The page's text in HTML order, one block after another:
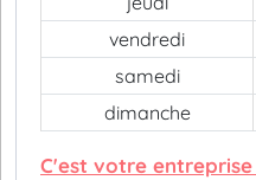
vendredi
samedi
dimanche
C'est votre entreprise